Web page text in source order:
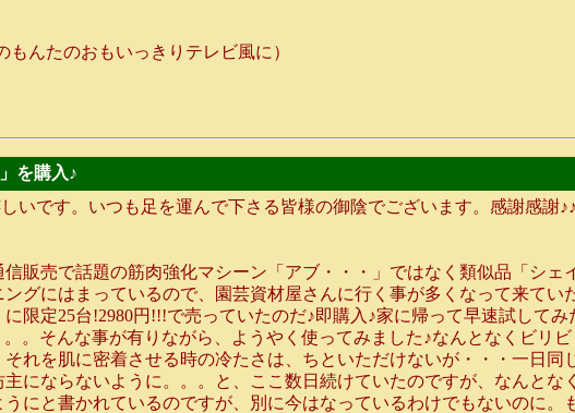
んたのおもいっきりテレビ風に）
を購入♪
いです。いつも足を運んで下さる皆様の御陰でございます。感謝感謝
販売で話題の筋肉強化マシーン「アブ・・・」ではなく類似品「シェ
グにはまっているので、園芸資材屋さんに行く事が多くなって来てい
限定25台!2980円!!!で売っていたのだ♪即購入♪家に帰って早速試して
。そんな事が有りながら、ようやく使ってみました♪なんとなくビリ
れを肌に密着させる時の冷たさは、ちといただけないが・・・一日同
にならないように。。。と、ここ数日続けていたのですが、なんとな
にと書かれているのですが、別に今はなっているわけでもないのに。